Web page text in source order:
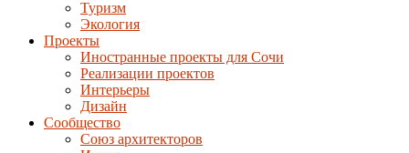
Туризм
Экология
Проекты
Иностранные проекты для Сочи
Реализации проектов
Интерьеры
Дизайн
Сообщество
Союз архитекторов